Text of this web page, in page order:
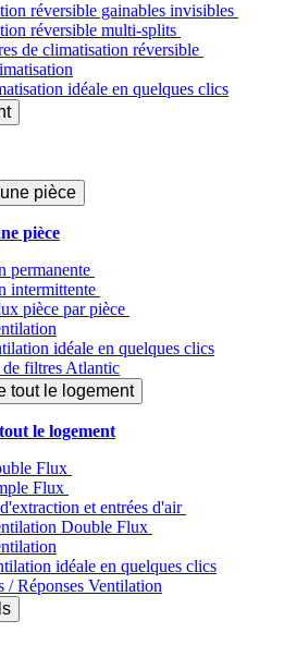
réversible gainables invisibles
réversible multi-splits
de climatisation réversible
idéale en quelques clics
pièce
pièce
permanente
intermittente
pièce par pièce
idéale en quelques clics
filtres Atlantic
tout le logement
le logement
Flux
Flux
et entrées d'air
Double Flux
idéale en quelques clics
/ Réponses Ventilation